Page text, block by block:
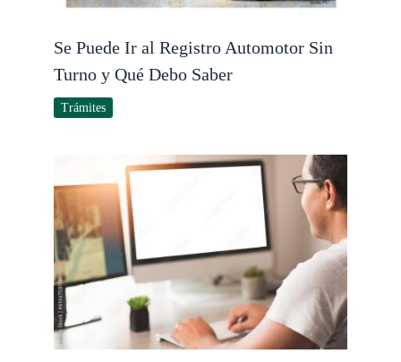
Se Puede Ir al Registro Automotor Sin
Turno y Qué Debo Saber
Trámites